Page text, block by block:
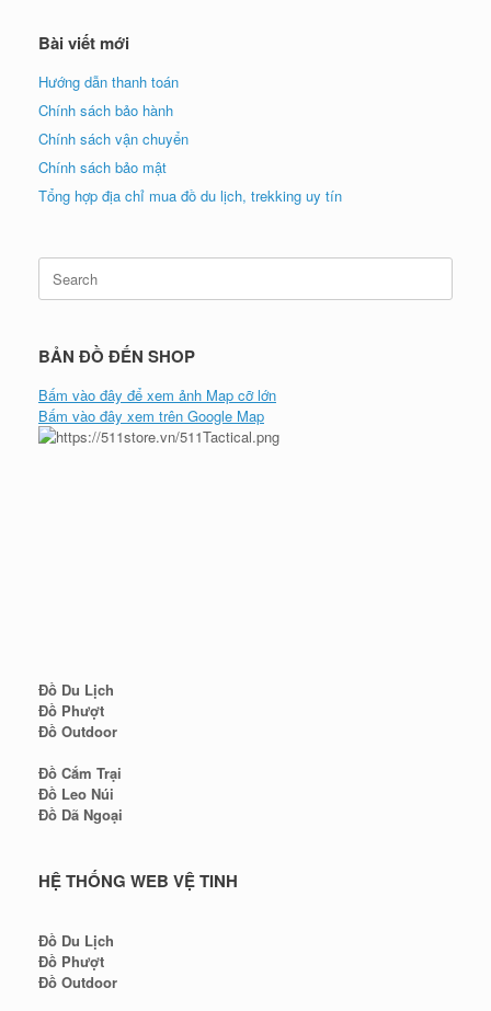
Bài viết mới
Hướng dẫn thanh toán
Chính sách bảo hành
Chính sách vận chuyển
Chính sách bảo mật
Tổng hợp địa chỉ mua đồ du lịch, trekking uy tín
Search
for:
BẢN ĐỒ ĐẾN SHOP
Bấm vào đây để xem ảnh Map cỡ lớn
Bấm vào đây xem trên Google Map
Đồ Du Lịch
Đồ Phượt
Đồ Outdoor
Đồ Cắm Trại
Đồ Leo Núi
Đồ Dã Ngoại
HỆ THỐNG WEB VỆ TINH
Đồ Du Lịch
Đồ Phượt
Đồ Outdoor